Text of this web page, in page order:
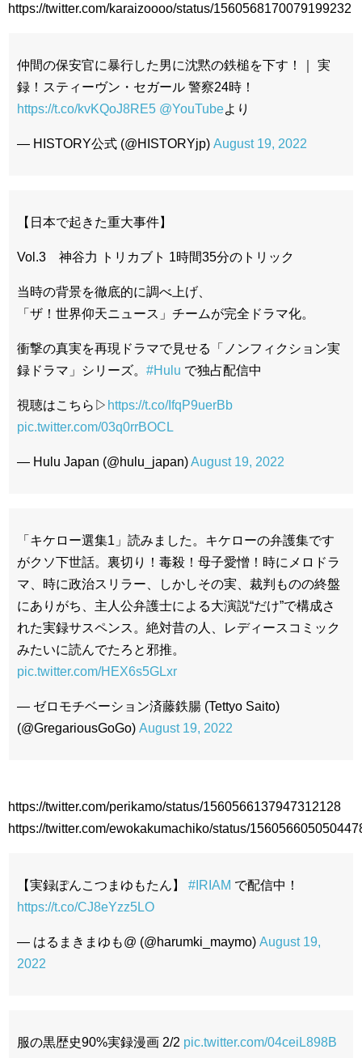
https://twitter.com/karaizoooo/status/1560568170079199232
仲間の保安官に暴行した男に沈黙の鉄槌を下す！｜ 実
録！スティーヴン・セガール 警察24時！
https://t.co/kvKQoJ8RE5 @YouTubeより
— HISTORY公式 (@HISTORYjp) August 19, 2022
【日本で起きた重大事件】
Vol.3 神谷力 トリカブト 1時間35分のトリック
当時の背景を徹底的に調べ上げ、
「ザ！世界仰天ニュース」チームが完全ドラマ化。
衝撃の真実を再現ドラマで見せる「ノンフィクション実
録ドラマ」シリーズ。 #Hulu で独占配信中
視聴はこちら▷ https://t.co/IfqP9uerBb
pic.twitter.com/03q0rrBOCL
— Hulu Japan (@hulu_japan)August 19, 2022
「キケロー選集1」読みました。キケローの弁護集です
がクソ下世話。裏切り！毒殺！母子愛憎！時にメロドラ
マ、時に政治スリラー、しかしその実、裁判ものの終盤
にありがち、主人公弁護士による大演説“だけ”で構成さ
れた実録サスペンス。絶対昔の人、レディースコミック
みたいに読んでたろと邪推。
pic.twitter.com/HEX6s5GLxr
— ゼロモチベーション済藤鉄腸 (Tettyo Saito)
(@GregariousGoGo) August 19, 2022
https://twitter.com/perikamo/status/1560566137947312128
https://twitter.com/ewokakumachiko/status/
【実録ぽんこつまゆもたん】 #IRIAM で配信中！
https://t.co/CJ8eYzz5LO
— はるまきまゆも@ (@harumki_maymo) August 19,
2022
服の黒歴史90%実録漫画 2/2 pic.twitter.com/04ceiL898B